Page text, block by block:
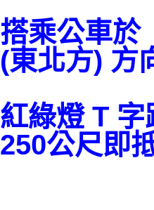
搭乘公車於
(東北方) 方
紅綠燈 T
250公尺即